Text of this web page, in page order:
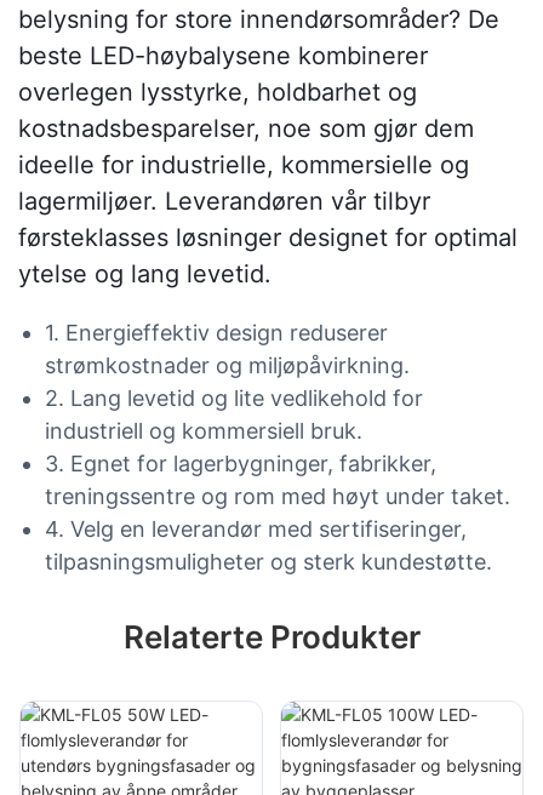
belysning for store innendørsområder? De
beste LED-høybalysene kombinerer
overlegen lysstyrke, holdbarhet og
kostnadsbesparelser, noe som gjør dem
ideelle for industrielle, kommersielle og
lagermiljøer. Leverandøren vår tilbyr
førsteklasses løsninger designet for optimal
ytelse og lang levetid.
1. Energieffektiv design reduserer
strømkostnader og miljøpåvirkning.
2. Lang levetid og lite vedlikehold for
industriell og kommersiell bruk.
3. Egnet for lagerbygninger, fabrikker,
treningssentre og rom med høyt under taket.
4. Velg en leverandør med sertifiseringer,
tilpasningsmuligheter og sterk kundestøtte.
Relaterte Produkter